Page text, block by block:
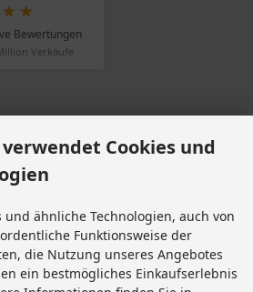
Bewertungen
Verkäufe
Preis bei Motorradteile & Motorrad Ersatzteile.
© 2026 | Template © 2009-2026 by modified
Shopsoftware
Shopsoftware © 2009-2026
Cookies und
und ähnliche Technologien, auch von
Funktionsweise der
die Nutzung unseres Angebotes
ein bestmögliches Einkaufserlebnis